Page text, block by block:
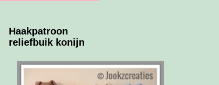
Haakpatroon
reliefbuik konijn